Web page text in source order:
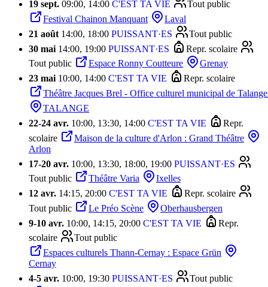
19 sept. 09:00, 14:00 C'EST TA VIE
Tout public
Festival Chainon Manquant
Laval
21 août 14:00, 18:00 PUISSANT·ES
Tout public
30 mai 14:00, 19:00 PUISSANT·ES
Repr. scolaire
Tout public
Espace Ronny Coutteure
Grenay
23 mai 10:00, 14:00 C'EST TA VIE
Repr. scolaire
Théâtre Jacques Brel - Office culturel municipal de
TALANGE
22-24 avr. 10:00, 13:30, 14:00 C'EST TA VIE
Repr.
scolaire
Maison de la culture d'Arlon : Grand Théâtre
Arlon
17-20 avr. 10:00, 13:30, 18:00, 19:00 PUISSANT·ES
Tout public
Théâtre Varia
Ixelles
12 avr. 14:15, 20:00 C'EST TA VIE
Repr. scolaire
Tout public
Le Préo Scène
Oberhausbergen
9-10 avr. 10:00, 14:15, 20:00 C'EST TA VIE
Repr.
scolaire
Tout public
Espaces culturels Thann-Cernay : Espace Grün
Cernay
4-5 avr. 10:00, 19:30 PUISSANT·ES
Tout public